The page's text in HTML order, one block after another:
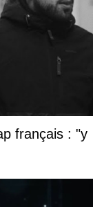
français : "y